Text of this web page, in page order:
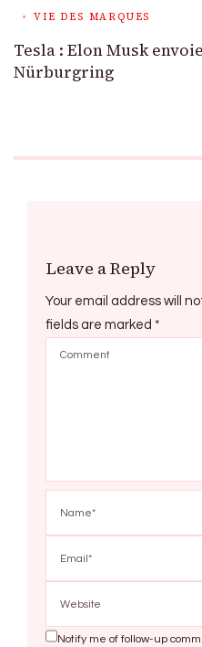
VIE DES MARQUES
Tesla : Elon Musk
Nürburgring
Leave a Reply
Your email address will
fields are marked *
Notify me of follow-up